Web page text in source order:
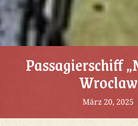
Passagierschiff
Wroclaw
März 20, 2025